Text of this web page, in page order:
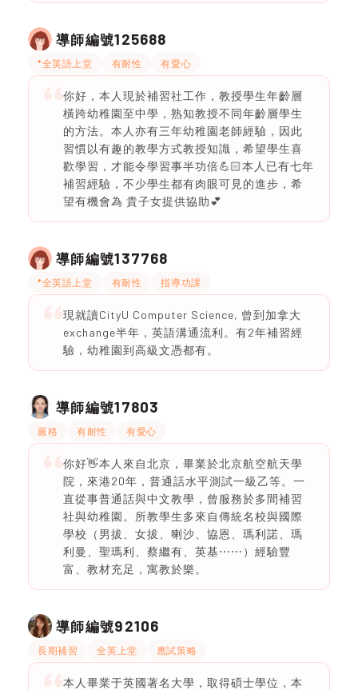
導師編號125688
*全英語上堂 有耐性 有愛心
你好，本人現於補習社工作，教授學生年齡層
橫跨幼稚園至中學，熟知教授不同年齡層學生
的方法。本人亦有三年幼稚園老師經驗，因此
習慣以有趣的教學方式教授知識，希望學生喜
歡學習，才能令學習事半功倍💪🏻本人已有七年
補習經驗，不少學生都有肉眼可見的進步，希
望有機會為 貴子女提供協助💕
導師編號137768
*全英語上堂 有耐性 指導功課
現就讀CityU Computer Science, 曾到加拿大
exchange半年，英語溝通流利。有2年補習經
驗，幼稚園到高級文憑都有。
導師編號17803
嚴格 有耐性 有愛心
你好👋本人來自北京，畢業於北京航空航天學
院，來港20年，普通話水平測試一級乙等。一
直從事普通話與中文教學，曾服務於多間補習
社與幼稚園。所教學生多來自傳統名校與國際
學校（男拔、女拔、喇沙、協恩、瑪利諾、瑪
利曼、聖瑪利、蔡繼有、英基⋯⋯）經驗豐
富、教材充足，寓教於樂。
導師編號92106
長期補習 全英上堂 應試策略
本人畢業于英國著名大學，取得碩士學位，本